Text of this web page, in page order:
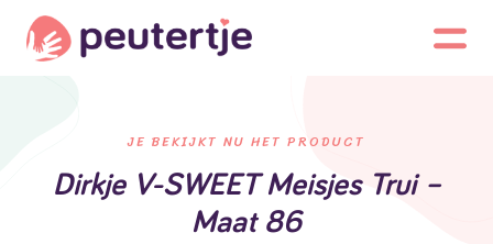
JE BEKIJKT NU HET PRODUCT
Dirkje V-SWEET Meisjes Trui –
Maat 86